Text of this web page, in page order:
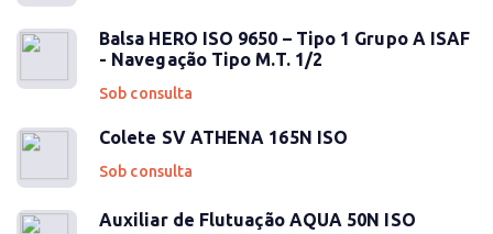
Balsa HERO ISO 9650 – Tipo 1 Grupo A ISAF
- Navegação Tipo M.T. 1/2
Sob consulta
Colete SV ATHENA 165N ISO
Sob consulta
Auxiliar de Flutuação AQUA 50N ISO